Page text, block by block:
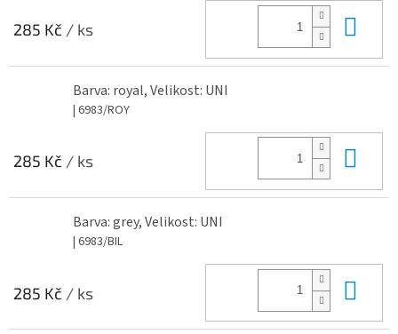
285 Kč / ks
Barva: royal, Velikost: UNI
| 6983/ROY
285 Kč / ks
Barva: grey, Velikost: UNI
| 6983/BIL
285 Kč / ks